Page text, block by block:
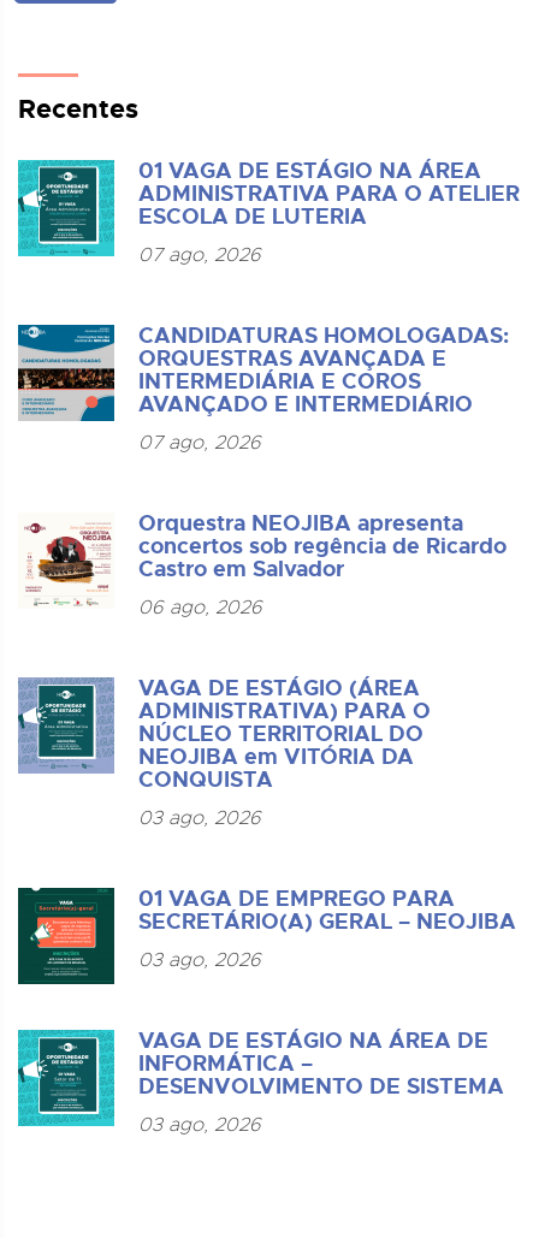
Recentes
01 VAGA DE ESTÁGIO NA ÁREA
ADMINISTRATIVA PARA O ATELIER
ESCOLA DE LUTERIA
07 ago, 2026
CANDIDATURAS HOMOLOGADAS:
ORQUESTRAS AVANÇADA E
INTERMEDIÁRIA E COROS
AVANÇADO E INTERMEDIÁRIO
07 ago, 2026
Orquestra NEOJIBA apresenta
concertos sob regência de Ricardo
Castro em Salvador
06 ago, 2026
VAGA DE ESTÁGIO (ÁREA
ADMINISTRATIVA) PARA O
NÚCLEO TERRITORIAL DO
NEOJIBA em VITÓRIA DA
CONQUISTA
03 ago, 2026
01 VAGA DE EMPREGO PARA
SECRETÁRIO(A) GERAL – NEOJIBA
03 ago, 2026
VAGA DE ESTÁGIO NA ÁREA DE
INFORMÁTICA –
DESENVOLVIMENTO DE SISTEMA
03 ago, 2026